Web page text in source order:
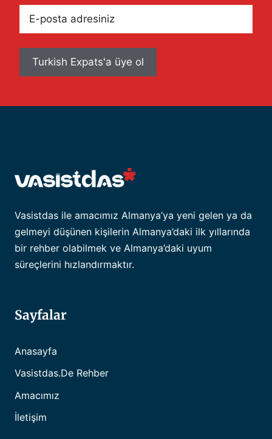
posta
Vasistdas ile amacımız Almanya’ya yeni gelen ya da
gelmeyi düşünen kişilerin Almanya’daki ilk yıllarında
bir rehber olabilmek ve Almanya’daki uyum
süreçlerini hızlandırmaktır.
Sayfalar
Anasayfa
Vasistdas.de Rehber
Amacımız
İletişim